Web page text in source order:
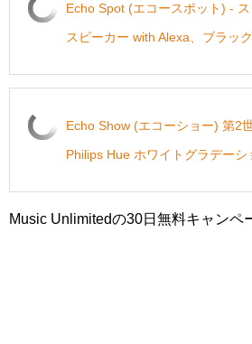
Echo Spot (エコースポット) -
スピーカー with Alexa、ブラック
Echo Show (エコーショー) 第2
Philips Hue ホワイトグラデー
Music Unlimitedの30日無料キャンペ